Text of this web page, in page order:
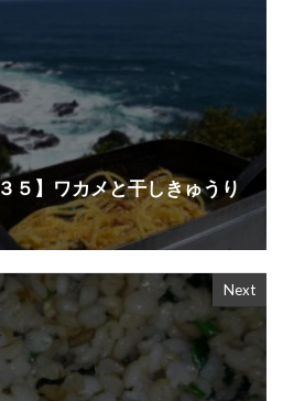
５】ワカメと干しきゅうり
Next